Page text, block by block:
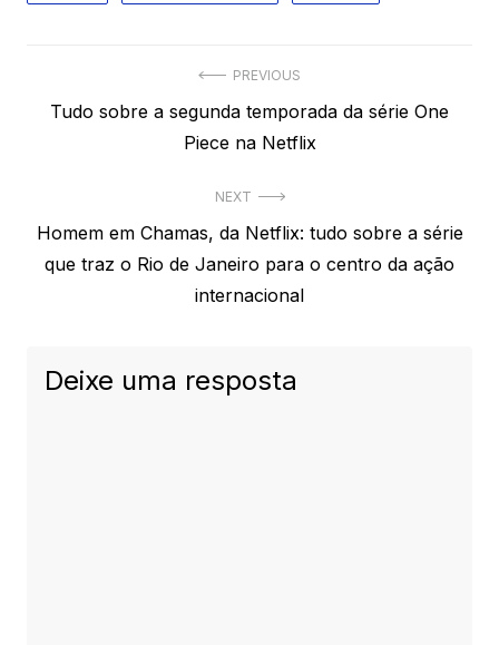
de
PREVIOUS
Previous
Tudo sobre a segunda temporada da série One
Piece na Netflix
NEXT
Next
post:
Homem em Chamas, da Netflix: tudo sobre a série
que traz o Rio de Janeiro para o centro da ação
internacional
Deixe uma resposta